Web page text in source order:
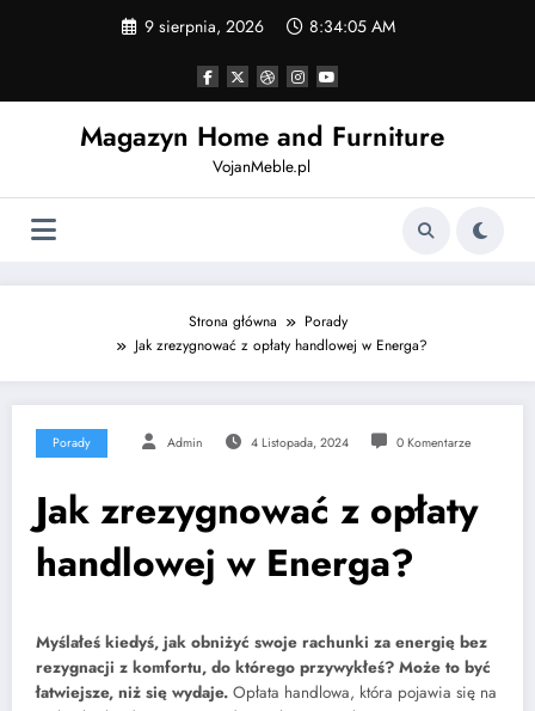
9 sierpnia, 2026 8:34:06 AM
Magazyn Home and Furniture
VojanMeble.pl
Strona główna
Porady
Jak zrezygnować z opłaty handlowej w Energa?
Porady Admin 4 Listopada, 2024 0 Komentarze
Jak zrezygnować z opłaty
handlowej w Energa?
Myślałeś kiedyś, jak obniżyć swoje rachunki za energię bez
rezygnacji z komfortu, do którego przywykłeś? Może to być
łatwiejsze, niż się wydaje. Opłata handlowa, która pojawia się na